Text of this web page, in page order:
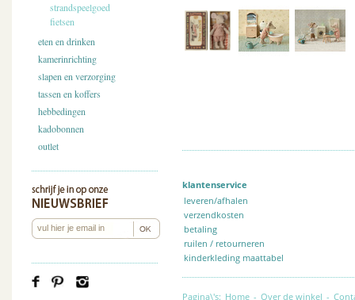
strandspeelgoed
fietsen
eten en drinken
kamerinrichting
slapen en verzorging
tassen en koffers
hebbedingen
kadobonnen
outlet
klantenservice
leveren/afhalen
verzendkosten
betaling
ruilen / retourneren
kinderkleding maattabel
Pagina\'s: Home - Over de winkel -